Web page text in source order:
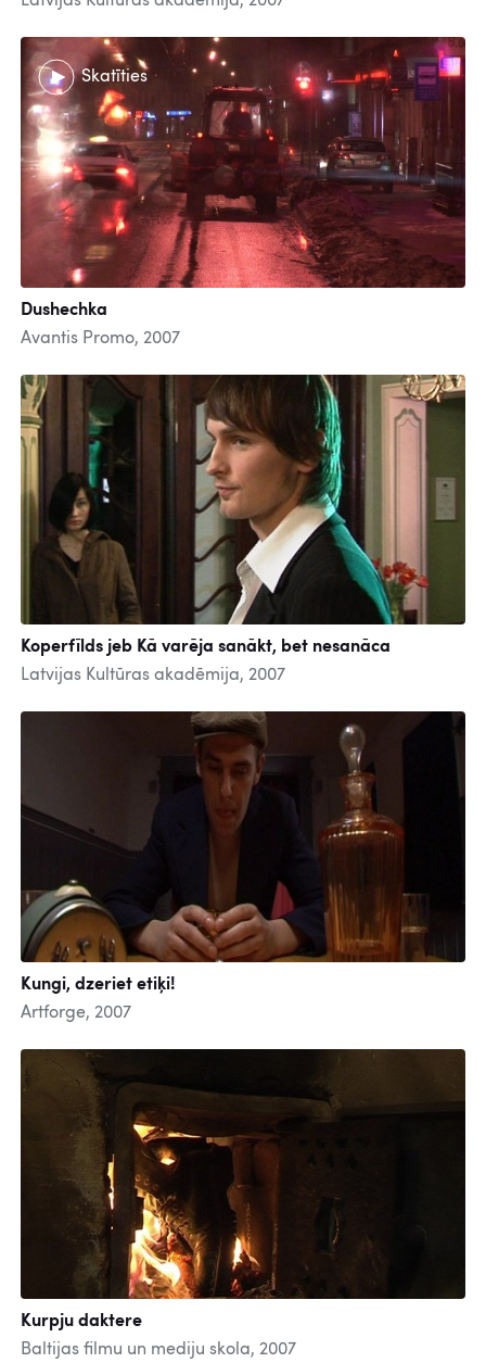
Skatīties
Dushechka
Avantis Promo, 2007
Koperfīlds jeb Kā varēja sanākt, bet nesanāca
Latvijas Kultūras akadēmija, 2007
Kungi, dzeriet etiķi!
Artforge, 2007
Kurpju daktere
Baltijas filmu un mediju skola, 2007